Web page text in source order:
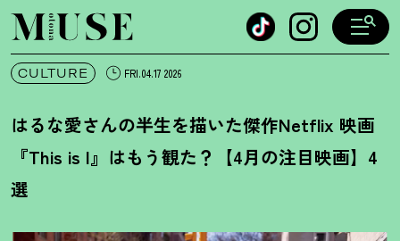
オトナミューズ ウェブ
CULTURE FRI.04.17 2026
はるな愛さんの半生を描いた傑作Netflix 映画
『This is I』はもう観た ？
【4月の注目映画】4
選